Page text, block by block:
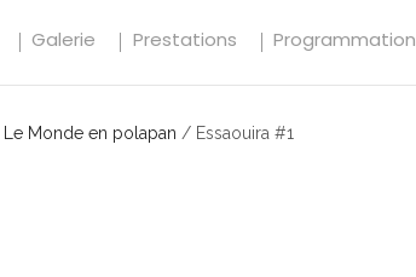
Galerie Prestations Programmation
Le Monde en polapan / Essaouira #1